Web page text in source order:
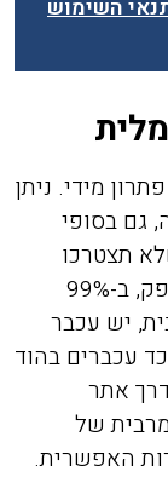
השימוש
מידי. ניתן
גם בסופי
תצטרכו
לחיות במתח זמן רב מדי (ושלא יהיה ספק, ב-99%
יש עכבר
עכברים בהוד
אתר
של
האפשרית.